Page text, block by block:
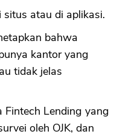
atau di aplikasi.
bahwa
kantor yang
tidak jelas
Fintech Lending yang
oleh OJK, dan